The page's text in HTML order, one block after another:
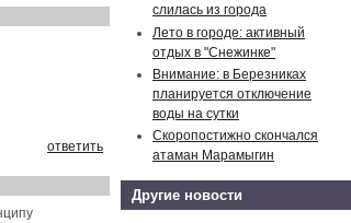
ответить
слилась из города
Лето в городе: активный
отдых в "Снежинке"
Внимание: в Березниках
планируется отключение
воды на сутки
Скоропостижно скончался
атаман Марамыгин
Другие новости